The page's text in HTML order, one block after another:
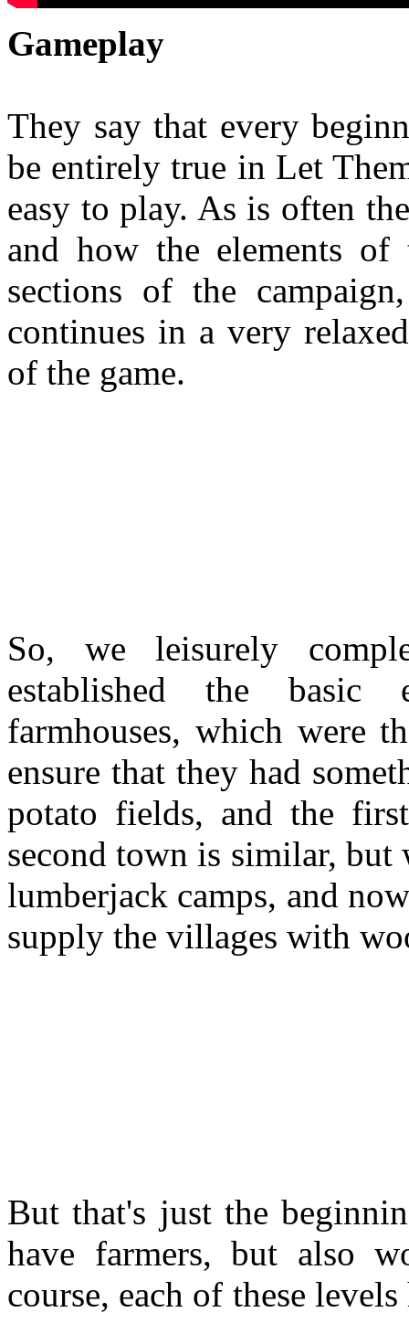
Gameplay
They say that every
be entirely true in Let
easy to play. As is often
and how the elements
sections of the
continues in a very
of the game.
So, we leisurely
established the basic
farmhouses, which were
ensure that they had
potato fields, and the
second town is similar,
lumberjack camps, and
supply the villages with
But that's just the
have farmers, but also
course, each of these